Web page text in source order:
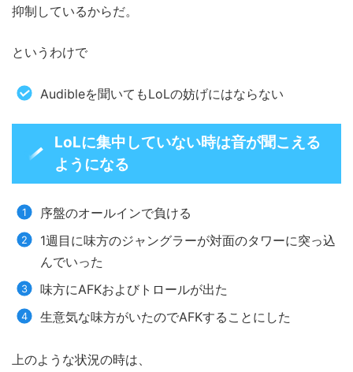
抑制しているからだ。
というわけで
Audibleを聞いてもLoLの妨げにはならない
LoLに集中していない時は音が聞こえる
ようになる
序盤のオールインで負ける
1週目に味方のジャングラーが対面のタワーに突っ込
んでいった
味方にAFKおよびトロールが出た
生意気な味方がいたのでAFKすることにした
上のような状況の時は、